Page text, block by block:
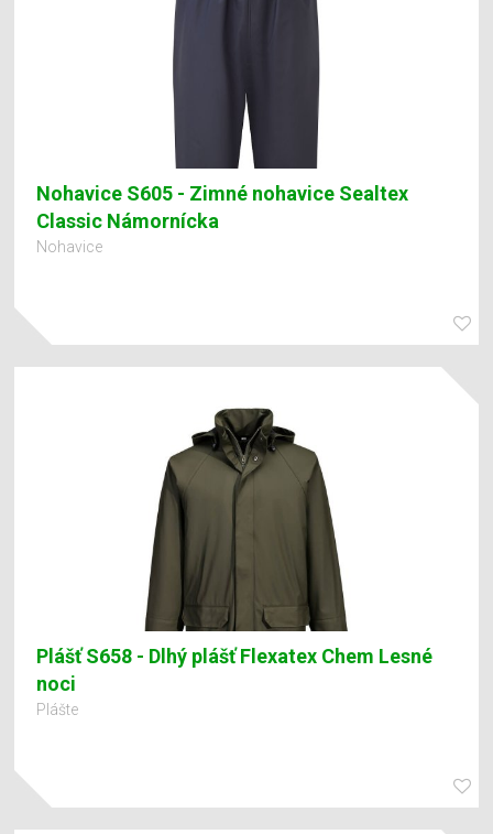
Nohavice S605 - Zimné nohavice Sealtex
Classic Námornícka
Nohavice
Plášť S658 - Dlhý plášť Flexatex Chem Lesné
noci
Plášte